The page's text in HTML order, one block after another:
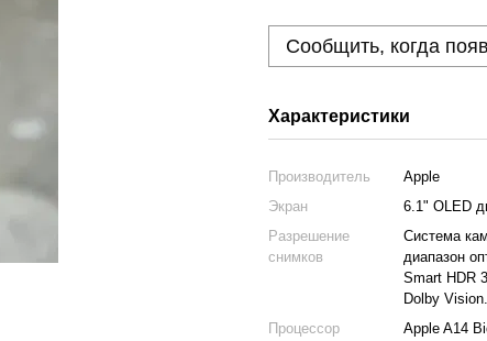
Сообщить, когда
Характеристики
Производитель
Apple
Экран
6.1" OLED
Разрешение
снимков
Система
диапазон
Smart HDR
Dolby Vision.
Процессор
Apple A14